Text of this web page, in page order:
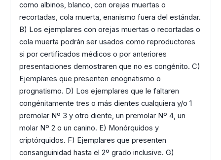
como albinos, blanco, con orejas muertas o
recortadas, cola muerta, enanismo fuera del estándar.
B) Los ejemplares con orejas muertas o recortadas o
cola muerta podrán ser usados como reproductores
si por certificados médicos o por anteriores
presentaciones demostraren que no es congénito. C)
Ejemplares que presenten enognatismo o
prognatismo. D) Los ejemplares que le faltaren
congénitamente tres o más dientes cualquiera y/o 1
premolar Nº 3 y otro diente, un premolar Nº 4, un
molar Nº 2 o un canino. E) Monórquidos y
criptórquidos. F) Ejemplares que presenten
consanguinidad hasta el 2º grado inclusive. G)